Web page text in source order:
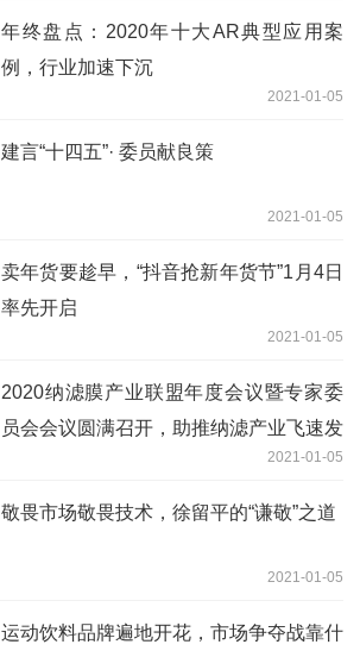
年终盘点：2020年十大AR典型应用案
例，行业加速下沉
2021-01-05
建言“十四五”· 委员献良策
2021-01-05
卖年货要趁早，“抖音抢新年货节”1月4日
率先开启
2021-01-05
2020纳滤膜产业联盟年度会议暨专家委
员会会议圆满召开，助推纳滤产业飞速发
2021-01-05
敬畏市场敬畏技术，徐留平的“谦敬”之道
2021-01-05
运动饮料品牌遍地开花，市场争夺战靠什